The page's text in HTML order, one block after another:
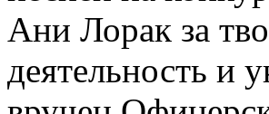
Ани Лорак за
деятельность и